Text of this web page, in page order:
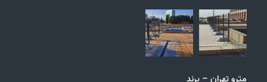
مترو تهران – پرند